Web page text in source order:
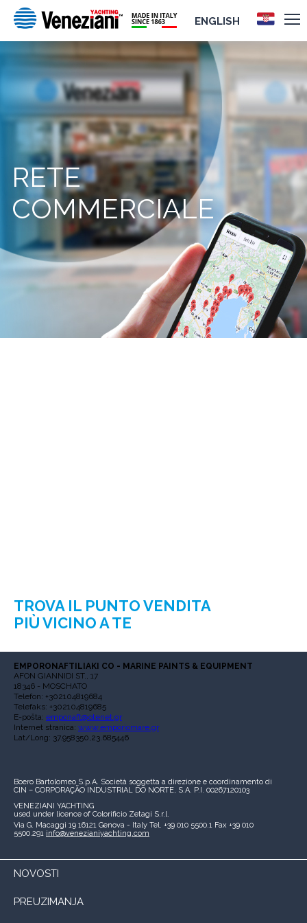
ENGLISH
RETE
COMMERCIALE
TROVA IL PUNTO VENDITA
PIÙ VICINO A TE
EMPORONAFTILIAKI CO - MARINE PAINTS & EQUIPMENT
AFON GIANNIDI ST., 17
18346 - MOSCHATO
Telefon: +302104819684
Telefaks: +302104819685
E-pošta: emponaft@otenet.gr
Internet stranica: www.emporiomare.gr
Lat/Long: 37.958350,23.685446
Boero Bartolomeo S.p.A. Società soggetta a direzione e coordinamento di
CIN – CORPORAÇÃO INDUSTRIAL DO NORTE, S.A. P.I. 00267120103
VENEZIANI YACHTING
used under licence of Colorificio Zetagi S.r.l.
Via G. Macaggi 19 16121 Genova - Italy Tel. +39 010 5500.1 Fax +39 010
5500.291 info@venezianiyachting.com
NOVOSTI
PREUZIMANJA